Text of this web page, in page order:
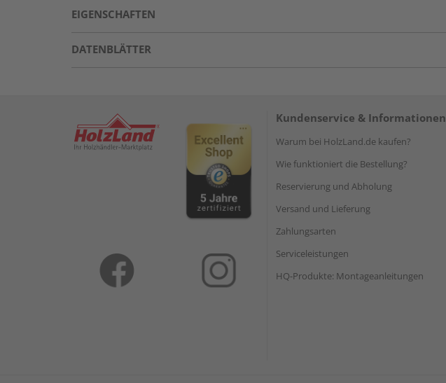
EIGENSCHAFTEN
DATENBLÄTTER
Kundenservice & Informationen
Warum bei HolzLand.de kaufen?
Wie funktioniert die Bestellung?
Reservierung und Abholung
Versand und Lieferung
Zahlungsarten
Serviceleistungen
HQ-Produkte: Montageanleitungen